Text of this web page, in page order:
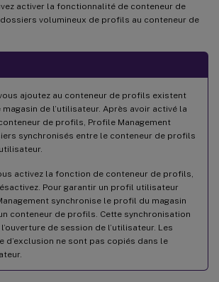
activer la fonctionnalité de conteneur de
volumineux de profils au conteneur de
ajoutez au conteneur de profils existent
de l’utilisateur. Après avoir activé la
de profils, Profile Management
synchronisés entre le conteneur de profils
activez la fonction de conteneur de profils,
Pour garantir un profil utilisateur
synchronise le profil du magasin
conteneur de profils. Cette synchronisation
de session de l’utilisateur. Les
d’exclusion ne sont pas copiés dans le